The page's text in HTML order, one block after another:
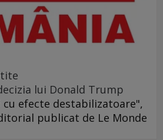
lui Donald Trump
cu efecte destabilizatoare",
publicat de Le Monde